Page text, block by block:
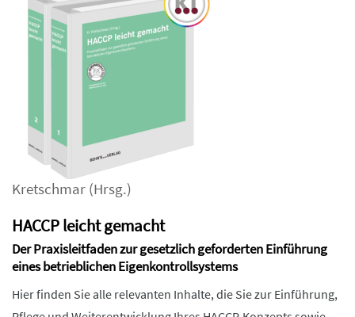
Kretschmar (Hrsg.)
HACCP leicht gemacht
Der Praxisleitfaden zur gesetzlich geforderten Einführung
eines betrieblichen Eigenkontrollsystems
Hier finden Sie alle relevanten Inhalte, die Sie zur Einführung,